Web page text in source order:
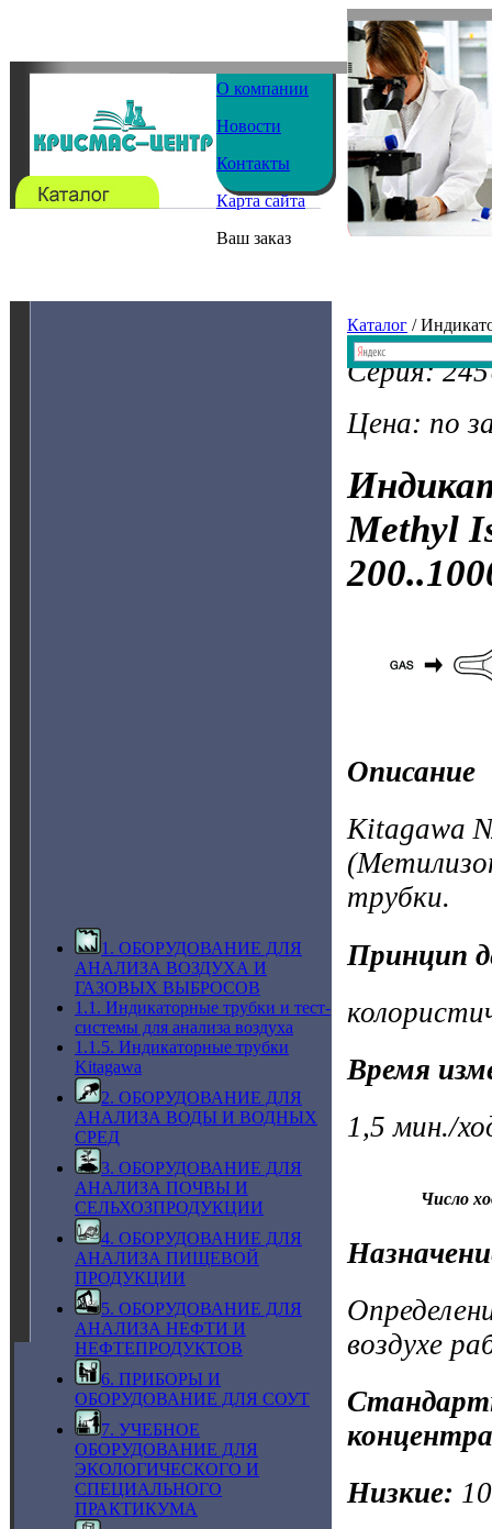
О компании
Новости
Контакты
Карта сайта
Ваш заказ
1. ОБОРУДОВАНИЕ ДЛЯ
АНАЛИЗА ВОЗДУХА И
ГАЗОВЫХ ВЫБРОСОВ
1.1. Индикаторные трубки и тест-
системы для анализа воздуха
1.1.5. Индикаторные трубки
Kitagawa
2. ОБОРУДОВАНИЕ ДЛЯ
АНАЛИЗА ВОДЫ И ВОДНЫХ
СРЕД
3. ОБОРУДОВАНИЕ ДЛЯ
АНАЛИЗА ПОЧВЫ И
СЕЛЬХОЗПРОДУКЦИИ
4. ОБОРУДОВАНИЕ ДЛЯ
АНАЛИЗА ПИЩЕВОЙ
ПРОДУКЦИИ
5. ОБОРУДОВАНИЕ ДЛЯ
АНАЛИЗА НЕФТИ И
НЕФТЕПРОДУКТОВ
6. ПРИБОРЫ И
ОБОРУДОВАНИЕ ДЛЯ СОУТ
7. УЧЕБНОЕ
ОБОРУДОВАНИЕ ДЛЯ
ЭКОЛОГИЧЕСКОГО И
СПЕЦИАЛЬНОГО
ПРАКТИКУМА
Каталог /
Серия:
Цена: по
Methyl
Описание
Kitagawa
трубки.
Принцип
Время
1,5 мин./
Число
воздухе
Низкие: